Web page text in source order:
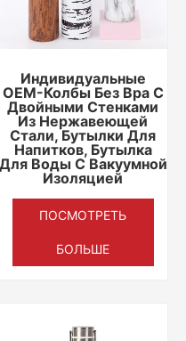
Индивидуальные
OEM-Колбы Без Bpa С
Двойными Стенками
Из Нержавеющей
Стали, Бутылки Для
Напитков, Бутылка
Для Воды С Вакуумной
Изоляцией
ПОСМОТРЕТЬ
БОЛЬШЕ